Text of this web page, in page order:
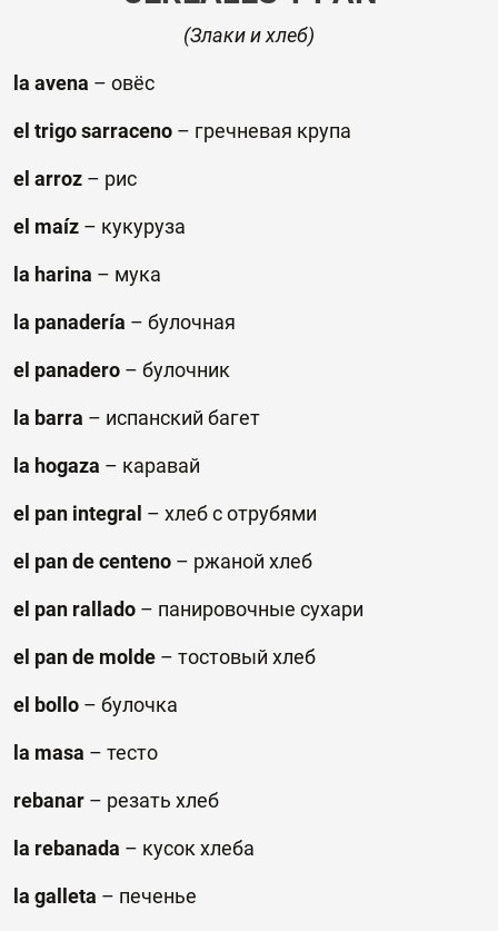
(Злаки и хлеб)
la avena – овёс
el trigo sarraceno – гречневая крупа
el arroz – рис
el maíz – кукуруза
la harina – мука
la panadería – булочная
el panadero – булочник
la barra – испанский багет
la hogaza – каравай
el pan integral – хлебсотрубями
el pan de centeno – ржаной хлеб
el pan rallado – панировочные сухари
el pan de molde – тостовый хлеб
el bollo – булочка
la masa – тесто
rebanar – резать хлеб
la rebanada – кусок хлеба
la galleta – печенье